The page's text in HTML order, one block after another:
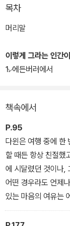
청년 다윈의 모습을
여 자기 삶의 다양한
솔한 여정을 보여준다.
목차
머리말
이렇게 그라는 인간
1. 에든버러에서
책속에서
P.95
다윈은 여행 중에 한
할 때든 항상 친절했
에 시달렸던 것이나,
어떤 경우라도 언제
있는 마음의 여유는
가정 안팎의 지식 계
였으리라. 하지만 그